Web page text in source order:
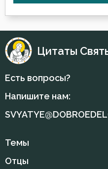
Цитаты
Есть вопросы?
Напишите нам:
Темы
Отцы